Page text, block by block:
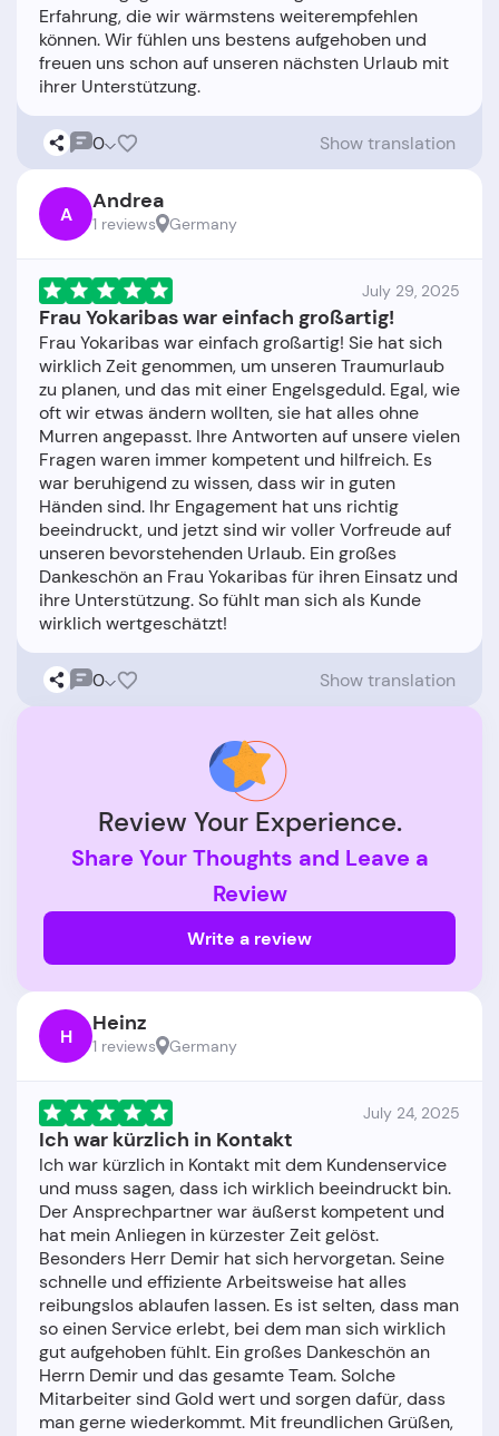
Erfahrung, die wir wärmstens weiterempfehlen
können. Wir fühlen uns bestens aufgehoben und
freuen uns schon auf unseren nächsten Urlaub mit
0 Show translation
A Andrea
1 reviews Germany
July 29, 2025
Frau Yokaribas war einfach großartig!
Frau Yokaribas war einfach großartig! Sie hat sich
wirklich Zeit genommen, um unseren Traumurlaub
zu planen, und das mit einer Engelsgeduld. Egal, wie
oft wir etwas ändern wollten, sie hat alles ohne
Murren angepasst. Ihre Antworten auf unsere vielen
Fragen waren immer kompetent und hilfreich. Es
war beruhigend zu wissen, dass wir in guten
Händen sind. Ihr Engagement hat uns richtig
beeindruckt, und jetzt sind wir voller Vorfreude auf
unseren bevorstehenden Urlaub. Ein großes
Dankeschön an Frau Yokaribas für ihren Einsatz und
ihre Unterstützung. So fühlt man sich als Kunde
0 Show translation
Review Your Experience.
Share Your Thoughts and Leave a
Review
Write a review
H Heinz
1 reviews Germany
July 24, 2025
Ich war kürzlich in Kontakt
Ich war kürzlich in Kontakt mit dem Kundenservice
und muss sagen, dass ich wirklich beeindruckt bin.
Der Ansprechpartner war äußerst kompetent und
hat mein Anliegen in kürzester Zeit gelöst.
Besonders Herr Demir hat sich hervorgetan. Seine
schnelle und effiziente Arbeitsweise hat alles
reibungslos ablaufen lassen. Es ist selten, dass man
so einen Service erlebt, bei dem man sich wirklich
gut aufgehoben fühlt. Ein großes Dankeschön an
Herrn Demir und das gesamte Team. Solche
Mitarbeiter sind Gold wert und sorgen dafür, dass
man gerne wiederkommt. Mit freundlichen Grüßen,